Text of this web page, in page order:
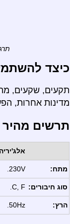
כיצד
תקעים, שקעים,
מדינות אחרות,
תרשים
אלג'יריה
מתח: 230V.
סוג חיבורים: C, F.
הרץ: 50Hz.